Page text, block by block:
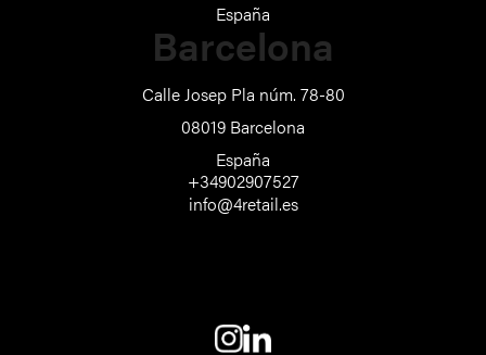
España
Barcelona
Calle Josep Pla núm. 78-80
08019 Barcelona
España
+34902907527
info@4retail.es